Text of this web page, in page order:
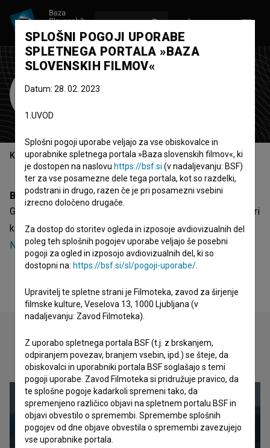
Gregor Zemljič
Kazalo
Biografija
Gregor Zemljič je oblikovalec zvoka. Najnovejša projekta, pri
katerih je sodeloval, staSudden Gust of Wind (2021)in
Napravi mi dete ~ Napoleon (2016).
Oglejte si
SPLOŠNI POGOJI UPORABE
SPLETNEGA PORTALA »BAZA
SLOVENSKIH FILMOV«
Datum: 28. 02. 2023
1.UVOD
Splošni pogoji uporabe veljajo za vse obiskovalce in
uporabnike spletnega portala »Baza slovenskih filmov«, ki
je dostopen na naslovu https://bsf.si (v nadaljevanju: BSF)
ter za vse posamezne dele tega portala, kot so razdelki,
podstrani in drugo, razen če je pri posamezni vsebini
izrecno določeno drugače.
Za dostop do storitev ogleda in izposoje avdiovizualnih del
poleg teh splošnih pogojev uporabe veljajo še posebni
pogoji za ogled in izposojo avdiovizualnih del, ki so
dostopni na: https://bsf.si/sl/pogoji-uporabe/
Upravitelj te spletne strani je Filmoteka, zavod za širjenje
filmske kulture, Veselova 13, 1000 Ljubljana (v
nadaljevanju: Zavod Filmoteka).
Z uporabo spletnega portala BSF (t.j. z brskanjem,
odpiranjem povezav, branjem vsebin, ipd.) se šteje, da
obiskovalci in uporabniki portala BSF soglašajo s temi
pogoji uporabe. Zavod Filmoteka si pridružuje pravico, da
te splošne pogoje kadarkoli spremeni tako, da
spremenjeno različico objavi na spletnem portalu BSF in
objavi obvestilo o spremembi. Spremembe splošnih
pogojev od dne objave obvestila o spremembi zavezujejo
vse uporabnike portala.